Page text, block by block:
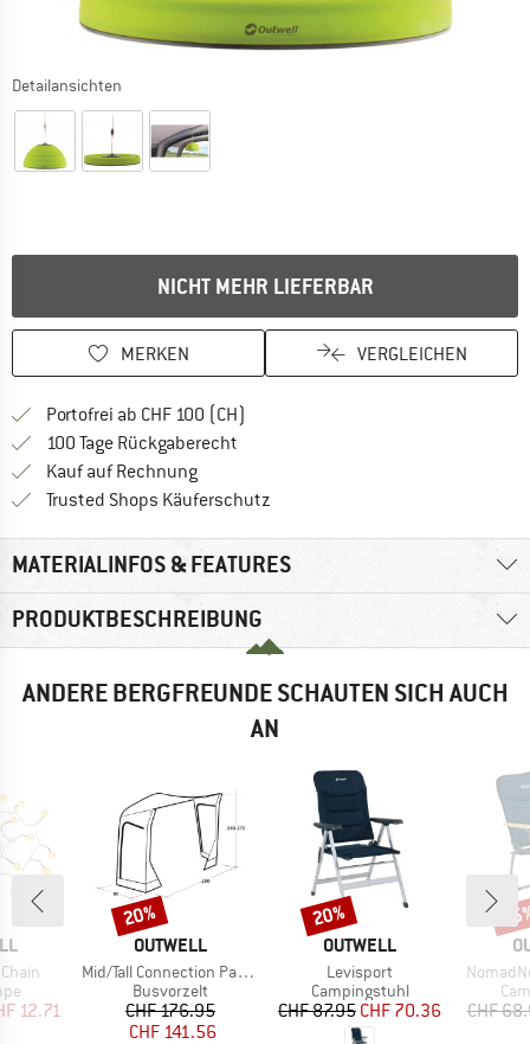
Detailansichten
NICHT MEHR LIEFERBAR
MERKEN VERGLEICHEN
Portofrei ab CHF 100 (CH)
100 Tage Rückgaberecht
Kauf auf RechnungFinde die Zahlungs-Infos hier! Öffnet
Trusted Shops Käuferschutz
MATERIALINFOS & FEATURES
PRODUKTBESCHREIBUNG
ANDERE BERGFREUNDE SCHAUTEN SICH AUCH
AN
Preis
12.71
MARKE
OUTWELL
Artikel
Mid/Tall Connection Park PowerAir
Produktgruppe
Busvorzelt
Preis
CHF 176.95reduzierter Preis
CHF 141.56
Rabatt
20%
MARKE
OUTWELL
Artikel
Levisport
Produktgruppe
Campingstuhl
Preis
CHF 87.95 reduzierter Preis
CHF 70.36
Rabatt
20%
Artikel
CHF